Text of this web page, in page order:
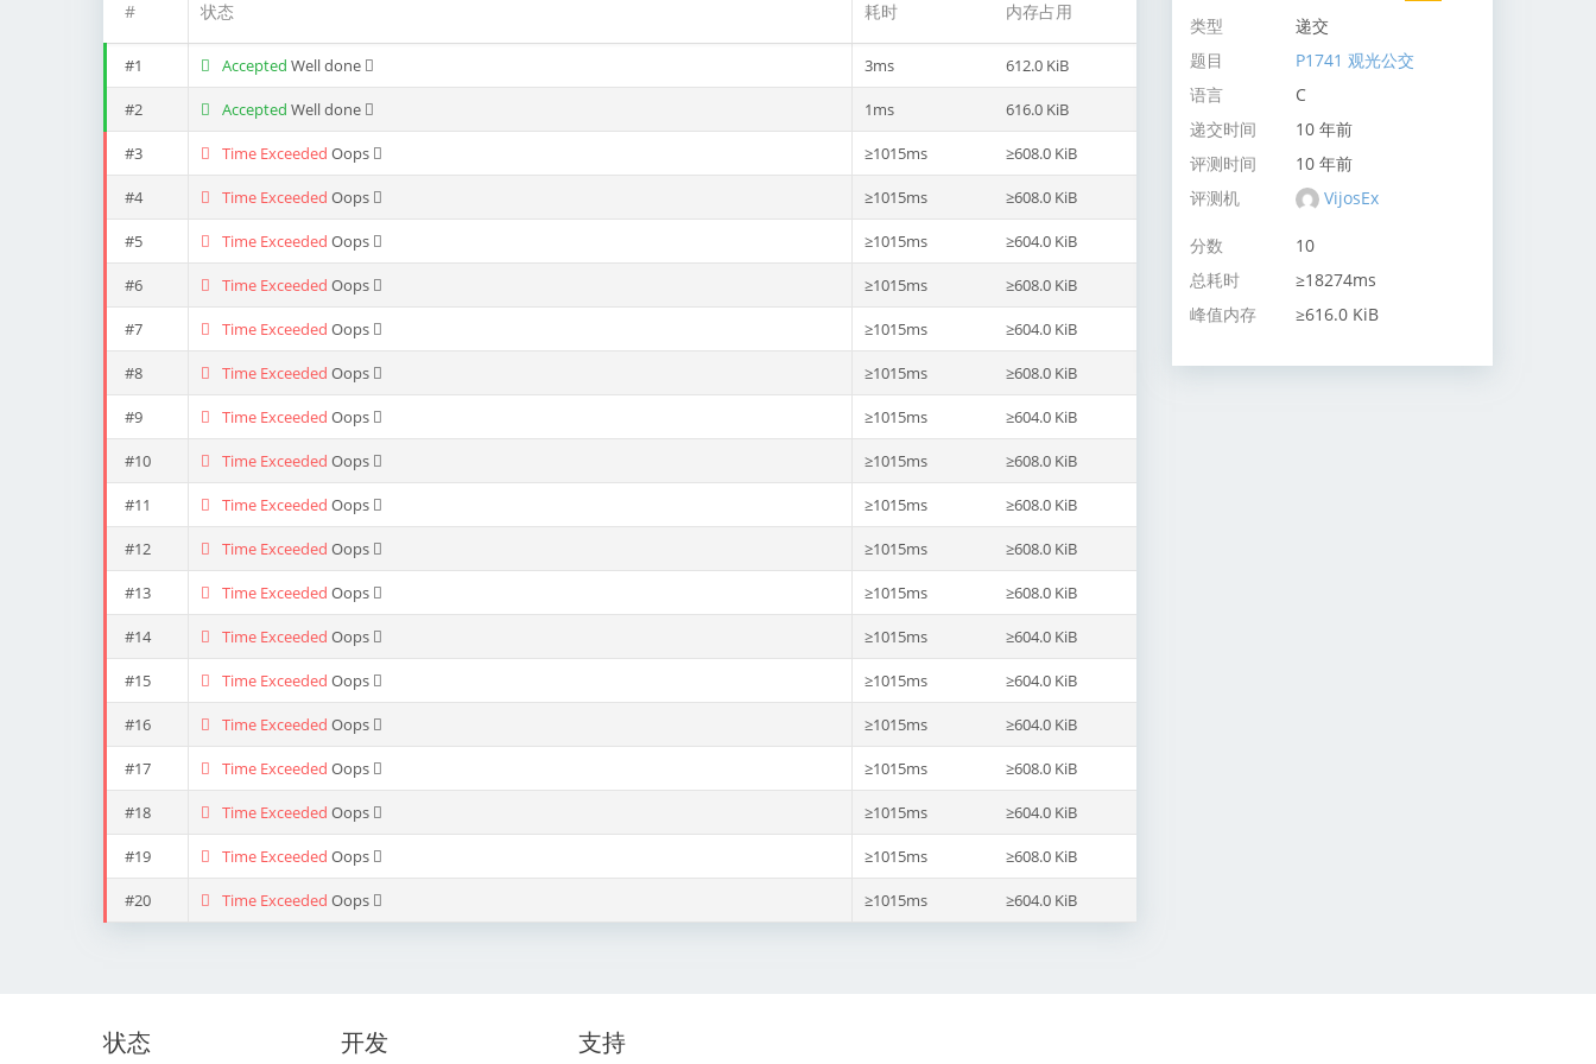
# 状态 耗时 内存占用
#1 Accepted Well done 3ms 612.0 KiB
#2 Accepted Well done 1ms 616.0 KiB
#3 Time Exceeded Oops ≥1015ms ≥608.0 KiB
#4 Time Exceeded Oops ≥1015ms ≥608.0 KiB
#5 Time Exceeded Oops ≥1015ms ≥604.0 KiB
#6 Time Exceeded Oops ≥1015ms ≥608.0 KiB
#7 Time Exceeded Oops ≥1015ms ≥604.0 KiB
#8 Time Exceeded Oops ≥1015ms ≥608.0 KiB
#9 Time Exceeded Oops ≥1015ms ≥604.0 KiB
#10 Time Exceeded Oops ≥1015ms ≥608.0 KiB
#11 Time Exceeded Oops ≥1015ms ≥608.0 KiB
#12 Time Exceeded Oops ≥1015ms ≥608.0 KiB
#13 Time Exceeded Oops ≥1015ms ≥608.0 KiB
#14 Time Exceeded Oops ≥1015ms ≥604.0 KiB
#15 Time Exceeded Oops ≥1015ms ≥604.0 KiB
#16 Time Exceeded Oops ≥1015ms ≥604.0 KiB
#17 Time Exceeded Oops ≥1015ms ≥608.0 KiB
#18 Time Exceeded Oops ≥1015ms ≥604.0 KiB
#19 Time Exceeded Oops ≥1015ms ≥608.0 KiB
#20 Time Exceeded Oops ≥1015ms ≥604.0 KiB
类型
递交
题目
P1741 观光公交
语言
C
递交时间
10 年前
评测时间
10 年前
评测机
VijosEx
分数
10
总耗时
≥18274ms
峰值内存
≥616.0 KiB
状态 开发 支持